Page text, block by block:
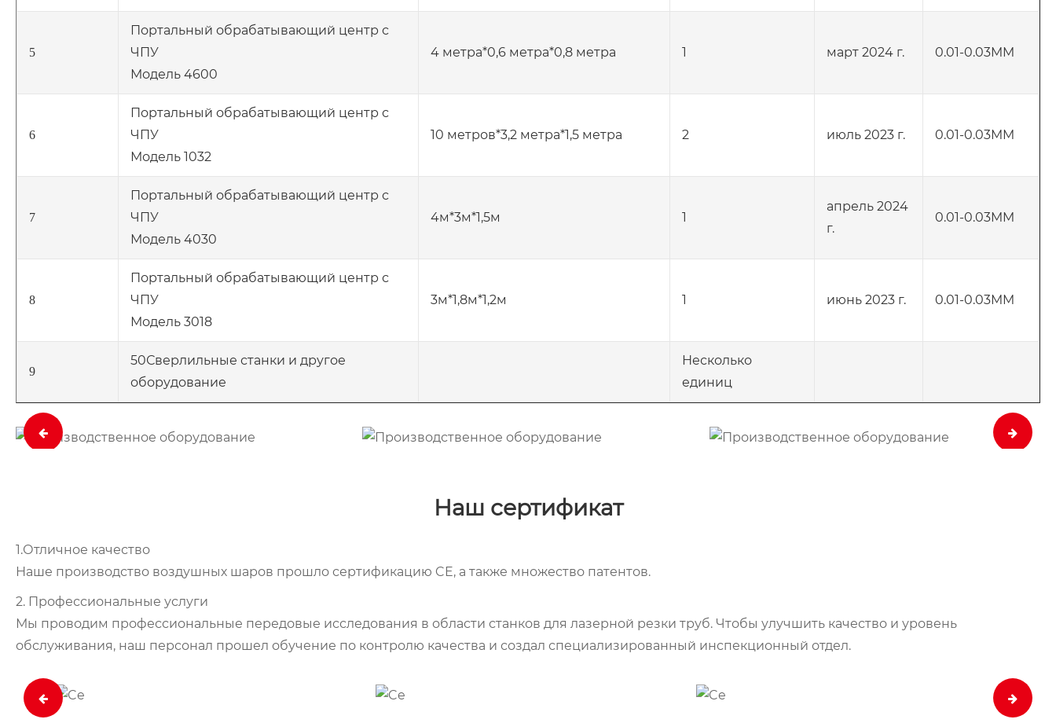
5
Портальный обрабатывающий центр с
ЧПУ
Модель 4600
4 метра*0,6 метра*0,8 метра 1 март 2024 г. 0.01-0.03MM
6
Портальный обрабатывающий центр с
ЧПУ
Модель 1032
10 метров*3,2 метра*1,5 метра 2 июль 2023 г. 0.01-0.03MM
7
Портальный обрабатывающий центр с
ЧПУ
Модель 4030
4м*3м*1,5м 1
апрель 2024
г.
0.01-0.03MM
8
Портальный обрабатывающий центр с
ЧПУ
Модель 3018
3м*1,8м*1,2м 1 июнь 2023 г. 0.01-0.03MM
9
50Сверлильные станки и другое
оборудование
Несколько
единиц
Наш сертификат
1.Отличное качество
Наше производство воздушных шаров прошло сертификацию CE, а также множество патентов.
2. Профессиональные услуги
Мы проводим профессиональные передовые исследования в области станков для лазерной резки труб. Чтобы улучшить качество и уровень
обслуживания, наш персонал прошел обучение по контролю качества и создал специализированный инспекционный отдел.